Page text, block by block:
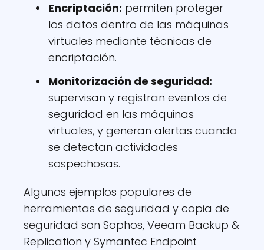
Encriptación: permiten proteger
los datos dentro de las máquinas
virtuales mediante técnicas de
encriptación.
Monitorización de seguridad:
supervisan y registran eventos de
seguridad en las máquinas
virtuales, y generan alertas cuando
se detectan actividades
sospechosas.
Algunos ejemplos populares de
herramientas de seguridad y copia de
seguridad son Sophos, Veeam Backup &
Replication y Symantec Endpoint